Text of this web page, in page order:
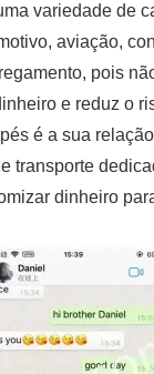
variedade de
aviação,
pois
e reduz o
é a sua
transporte
dinheiro